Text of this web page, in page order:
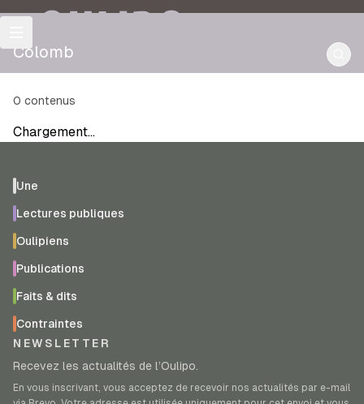
OULIPO
Colomb
0 contenus
Chargement…
Une
Lectures publiques
Oulipiens
Publications
Faits & dits
Contraintes
NEWSLETTER
Recevez les actualités de l’Oulipo.
En vous inscrivant, vous acceptez de recevoir nos actualités par e-mail